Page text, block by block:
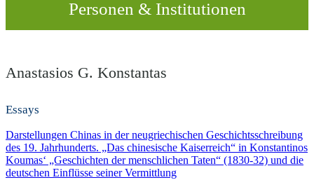
Personen & Institutionen
Anastasios G. Konstantas
Essays
Darstellungen Chinas in der neugriechischen Geschichtsschreibung
des 19. Jahrhunderts. „Das chinesische Kaiserreich“ in Konstantinos
Koumas‘ „Geschichten der menschlichen Taten“ (1830-32) und die
deutschen Einflüsse seiner Vermittlung